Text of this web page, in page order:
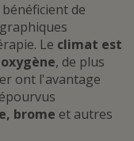
de
Le climat est
oxygène, de plus
ont l'avantage
brome et autres